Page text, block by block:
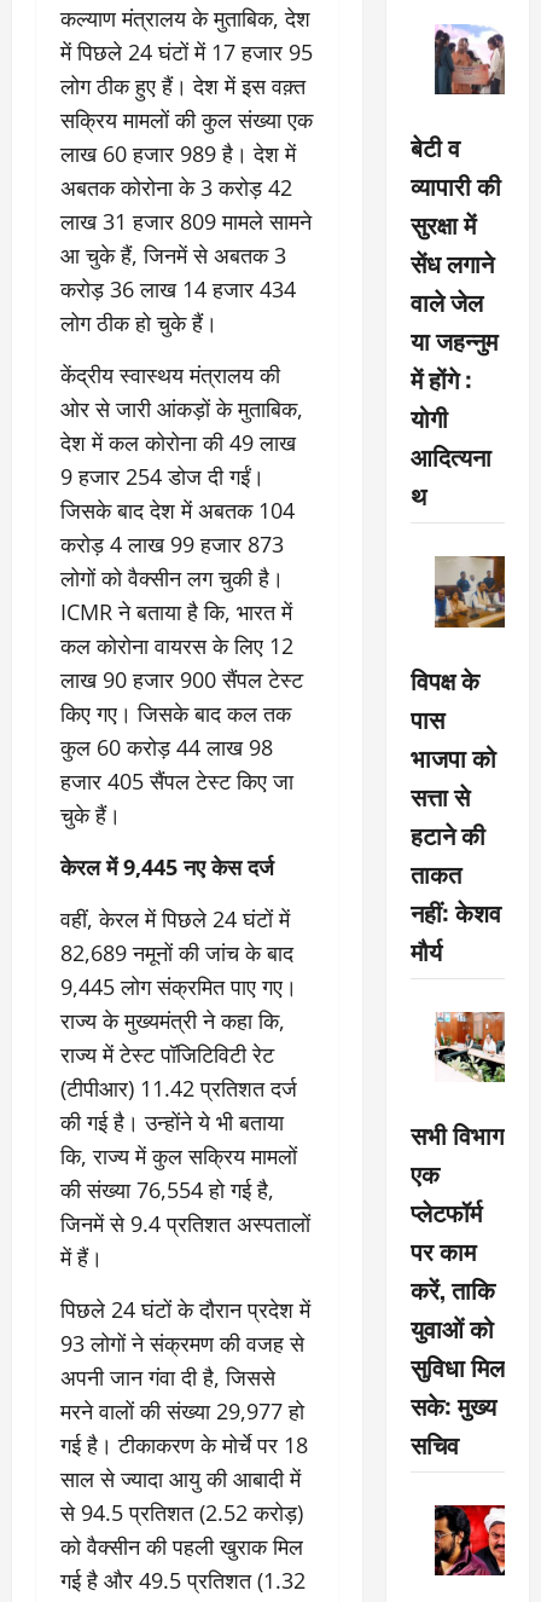
कल्याण मंत्रालय के मुताबिक, देश
में पिछले 24 घंटों में 17 हजार 95
लोग ठीक हुए हैं। देश में इस वक़्त
सक्रिय मामलों की कुल संख्या एक
लाख 60 हजार 989 है। देश में
अबतक कोरोना के 3 करोड़ 42
लाख 31 हजार 809 मामले सामने
आ चुके हैं, जिनमें से अबतक 3
करोड़ 36 लाख 14 हजार 434
लोग ठीक हो चुके हैं।
केंद्रीय स्वास्थय मंत्रालय की
ओर से जारी आंकड़ों के मुताबिक,
देश में कल कोरोना की 49 लाख
9 हजार 254 डोज दी गईं।
जिसके बाद देश में अबतक 104
करोड़ 4 लाख 99 हजार 873
लोगों को वैक्सीन लग चुकी है।
ICMR ने बताया है कि, भारत में
कल कोरोना वायरस के लिए 12
लाख 90 हजार 900 सैंपल टेस्ट
किए गए। जिसके बाद कल तक
कुल 60 करोड़ 44 लाख 98
हजार 405 सैंपल टेस्ट किए जा
चुके हैं।
केरल में 9,445 नए केस दर्ज
वहीं, केरल में पिछले 24 घंटों में
82,689 नमूनों की जांच के बाद
9,445 लोग संक्रमित पाए गए।
राज्य के मुख्यमंत्री ने कहा कि,
राज्य में टेस्ट पॉजिटिविटी रेट
(टीपीआर) 11.42 प्रतिशत दर्ज
की गई है। उन्होंने ये भी बताया
कि, राज्य में कुल सक्रिय मामलों
की संख्या 76,554 हो गई है,
जिनमें से 9.4 प्रतिशत अस्पतालों
में हैं।
पिछले 24 घंटों के दौरान प्रदेश में
93 लोगों ने संक्रमण की वजह से
अपनी जान गंवा दी है, जिससे
मरने वालों की संख्या 29,977 हो
गई है। टीकाकरण के मोर्चे पर 18
साल से ज्यादा आयु की आबादी में
से 94.5 प्रतिशत (2.52 करोड़)
को वैक्सीन की पहली खुराक मिल
गई है और 49.5 प्रतिशत (1.32
बेटी व
व्यापारी की
सुरक्षा में
सेंध लगाने
वाले जेल
या जहन्नुम
में होंगे :
योगी
आदित्यना
थ
विपक्ष के
पास
भाजपा को
सत्ता से
हटाने की
ताकत
नहीं: केशव
मौर्य
सभी विभाग
एक
प्लेटफॉर्म
पर काम
करें, ताकि
युवाओं को
सुविधा मिल
सके: मुख्य
सचिव